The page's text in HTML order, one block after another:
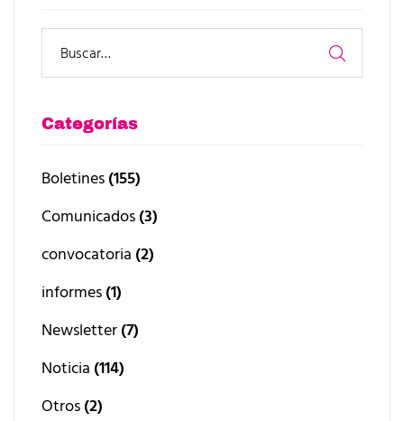
Categorías
Boletines(155)
Comunicados(3)
convocatoria (2)
informes(1)
Newsletter(7)
Noticia (114)
Otros(2)